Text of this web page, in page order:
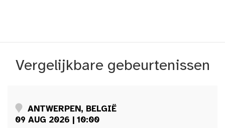
Vergelijkbare gebeurtenissen
ANTWERPEN, BELGIË
09 AUG 2026 | 10:00